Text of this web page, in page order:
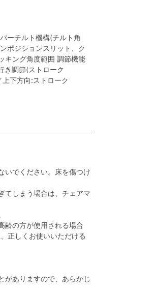
ーチルト機構(チルト角
ポジションスリット、ク
キング角度範囲 調節機能
き調節(ストローク
下方向:ストローク
いでください。床を傷つけ
てしまう場合は、チェアマ
齢の方が使用される場合
正しくお使いいただける
がありますので、あらかじ